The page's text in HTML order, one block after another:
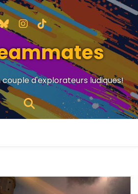
couple d'explorateurs ludiques!